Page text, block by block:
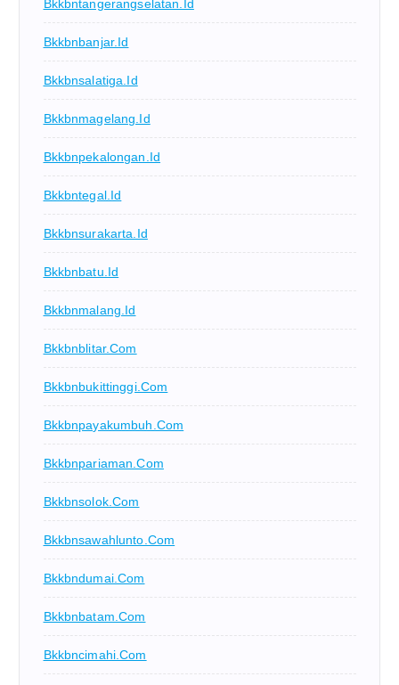
Bkkbntangerangselatan.id
Bkkbnbanjar.id
Bkkbnsalatiga.id
Bkkbnmagelang.id
Bkkbnpekalongan.id
Bkkbntegal.id
Bkkbnsurakarta.id
Bkkbnbatu.id
Bkkbnmalang.id
Bkkbnblitar.com
Bkkbnbukittinggi.com
Bkkbnpayakumbuh.com
Bkkbnpariaman.com
Bkkbnsolok.com
Bkkbnsawahlunto.com
Bkkbndumai.com
Bkkbnbatam.com
Bkkbncimahi.com